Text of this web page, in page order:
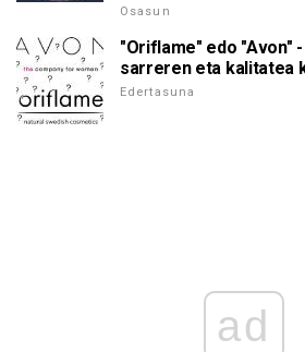
Osasun
"Oriflame" edo "Avon" -
sarreren eta kalitatea
Edertasuna
ad